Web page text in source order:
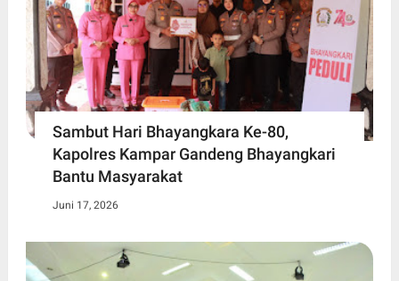
Sambut Hari Bhayangkara Ke-80,
Kapolres Kampar Gandeng Bhayangkari
Bantu Masyarakat
Juni 17, 2026